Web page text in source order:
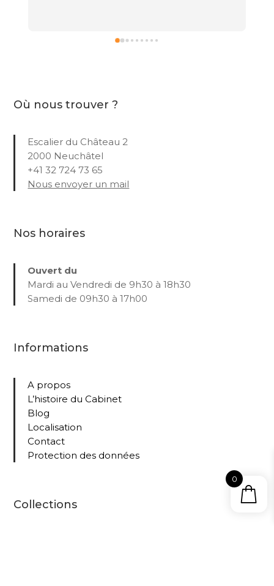
Où nous trouver ?
Escalier du Château 2
2000 Neuchâtel
+41 32 724 73 65
Nous envoyer un mail
Nos horaires
Ouvert du
Mardi au Vendredi de 9h30 à 18h30
Samedi de 09h30 à 17h00
Informations
A propos
L’histoire du Cabinet
Blog
Localisation
Contact
Protection des données
Collections
0